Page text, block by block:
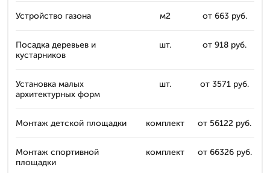
Устройство газона м2 от 663 руб.
Посадка деревьев и
кустарников
шт. от 918 руб.
Установка малых
архитектурных форм
шт. от 3571 руб.
Монтаж детской площадки комплект от 56122 руб.
Монтаж спортивной
площадки
комплект от 66326 руб.